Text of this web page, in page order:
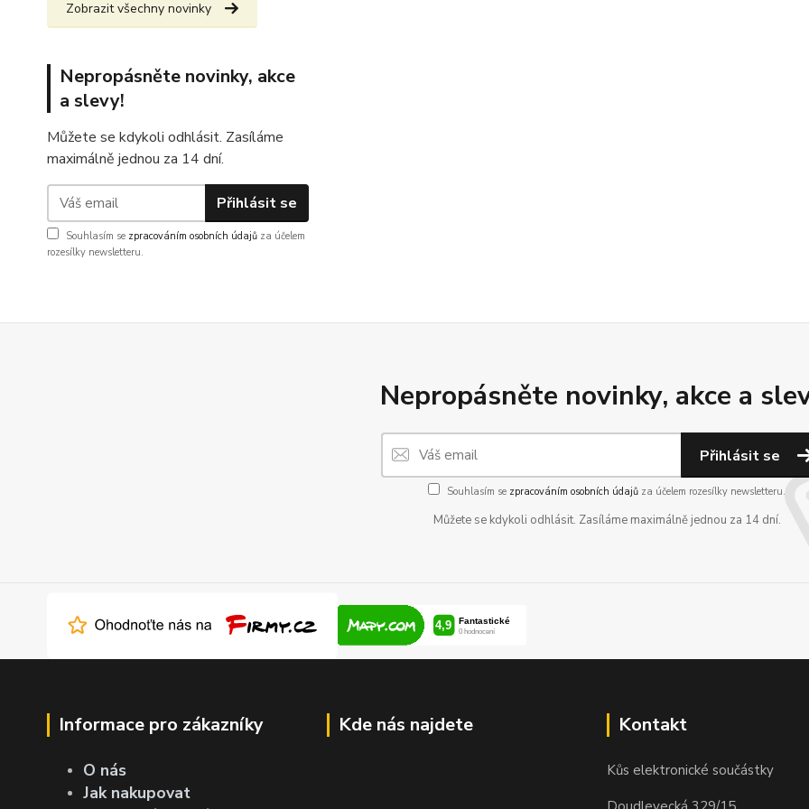
Zobrazit všechny novinky
Nepropásněte novinky, akce
a slevy!
Můžete se kdykoli odhlásit. Zasíláme
maximálně jednou za 14 dní.
Přihlásit se
Souhlasím se zpracováním osobních údajů za účelem
rozesílky newsletteru.
Nepropásněte novinky, akce a
Přihlásit se
Souhlasím se zpracováním osobních údajů za účelem rozesílky newsletteru.
Můžete se kdykoli odhlásit. Zasíláme maximálně jednou za 14 dní.
Informace pro zákazníky
O nás
Jak nakupovat
Kde nás najdete Kontakt
Kůs elektronické součástky